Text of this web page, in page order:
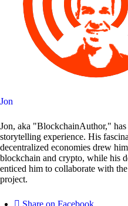
Jon
Jon, aka "BlockchainAuthor," has
storytelling experience. His
decentralized economies drew
blockchain and crypto, while his
enticed him to collaborate with
project.
Share on Facebook